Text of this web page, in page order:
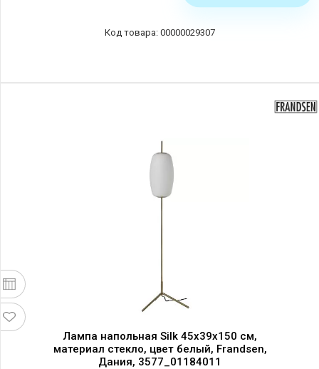
00000029307
Лампа напольная Silk 45x39x150 см,
материал стекло, цвет белый, Frandsen,
Дания, 3577_01184011